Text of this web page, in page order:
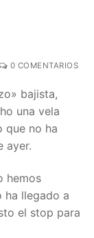
0 COMENTARIOS
bajista,
una vela
que no ha
ayer.
hemos
ha llegado a
el stop para